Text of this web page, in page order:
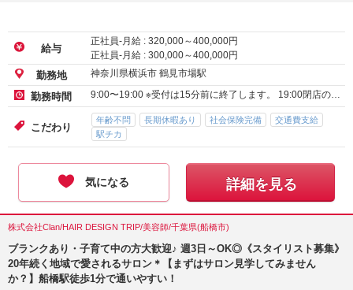
給与
正社員-月給 : 400,000円
正社員-月給 :300,000 ～400,000円
勤務地 神奈川県横浜市 鶴見市場駅
勤務時間 9:00〜19:00 ※受付は15分前に終了します。 19:00閉店の…
こだわり
年齢不問 長期休暇あり 社会保険完備
交通費支給
駅チカ